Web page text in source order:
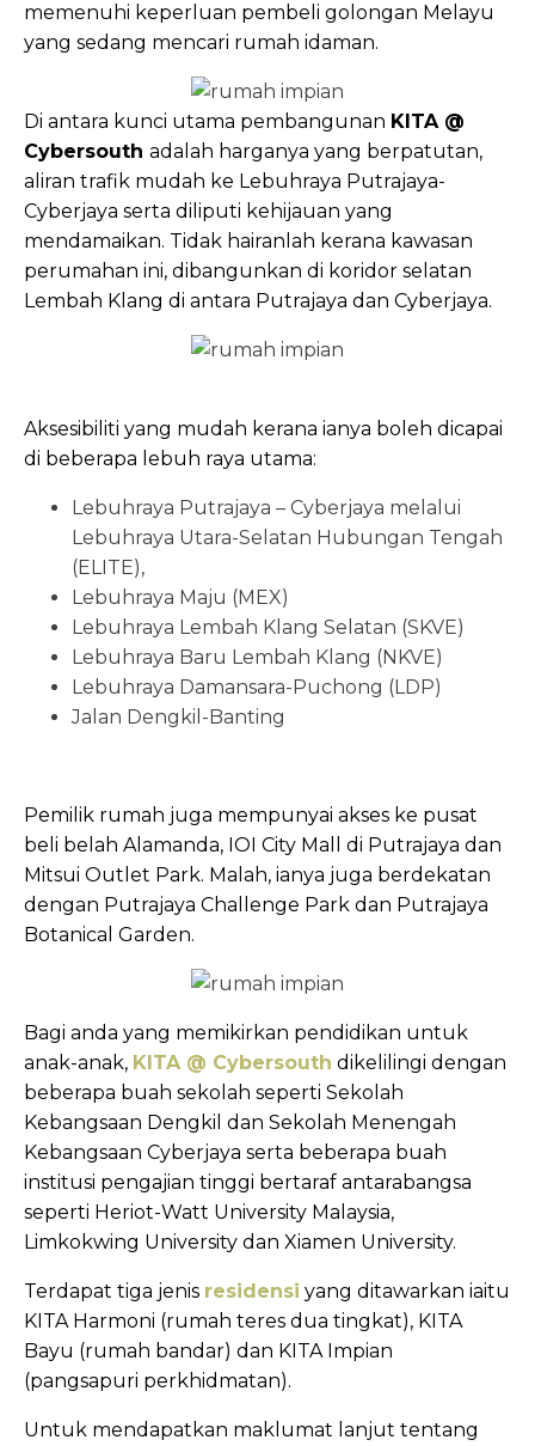
memenuhi keperluan pembeli golongan Melayu
yang sedang mencari rumah idaman.
Di antara kunci utama pembangunan KITA @
Cybersouth adalah harganya yang berpatutan,
aliran trafik mudah ke Lebuhraya Putrajaya-
Cyberjaya serta diliputi kehijauan yang
mendamaikan. Tidak hairanlah kerana kawasan
perumahan ini, dibangunkan di koridor selatan
Lembah Klang di antara Putrajaya dan Cyberjaya.
Aksesibiliti yang mudah kerana ianya boleh dicapai
di beberapa lebuh raya utama:
Lebuhraya Putrajaya – Cyberjaya melalui
Lebuhraya Utara-Selatan Hubungan Tengah
(ELITE),
Lebuhraya Maju (MEX)
Lebuhraya Lembah Klang Selatan (SKVE)
Lebuhraya Baru Lembah Klang (NKVE)
Lebuhraya Damansara-Puchong (LDP)
Jalan Dengkil-Banting
Pemilik rumah juga mempunyai akses ke pusat
beli belah Alamanda, IOI City Mall di Putrajaya dan
Mitsui Outlet Park. Malah, ianya juga berdekatan
dengan Putrajaya Challenge Park dan Putrajaya
Botanical Garden.
Bagi anda yang memikirkan pendidikan untuk
anak-anak, KITA @ Cybersouth dikelilingi dengan
beberapa buah sekolah seperti Sekolah
Kebangsaan Dengkil dan Sekolah Menengah
Kebangsaan Cyberjaya serta beberapa buah
institusi pengajian tinggi bertaraf antarabangsa
seperti Heriot-Watt University Malaysia,
Limkokwing University dan Xiamen University.
Terdapat tiga jenis residensi yang ditawarkan iaitu
KITA Harmoni (rumah teres dua tingkat), KITA
Bayu (rumah bandar) dan KITA Impian
(pangsapuri perkhidmatan).
Untuk mendapatkan maklumat lanjut tentang